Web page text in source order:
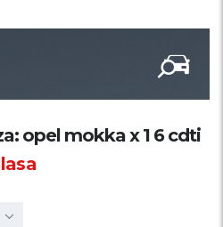
opel mokka x 1 6 cdti